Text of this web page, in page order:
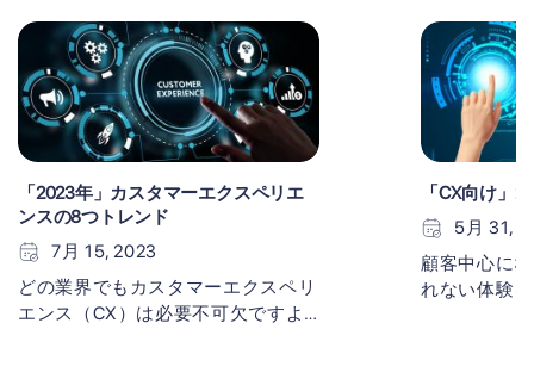
「2023年」カスタマーエクスペリエ
ンスの8つトレンド
7月 15, 2023
どの業界でもカスタマーエクスペリ
エンス（CX）は必要不可欠ですよ
「CX向け」
5月 31,
顧客中心に
れない体験